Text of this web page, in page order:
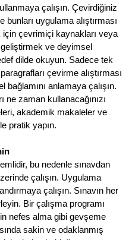
çalışın. Çevirdiğiniz
bunları uygulama alıştırması
için çevrimiçi kaynakları veya
geliştirmek ve deyimsel
dilde okuyun. Sadece tek
çevirme alıştırması
anlamaya çalışın.
ne zaman kullanacağınızı
akademik makaleler ve
pratik yapın.
bu nedenle sınavdan
çalışın. Uygulama
çalışın. Sınavın her
Bir çalışma programı
nefes alma gibi gevşeme
sakin ve odaklanmış